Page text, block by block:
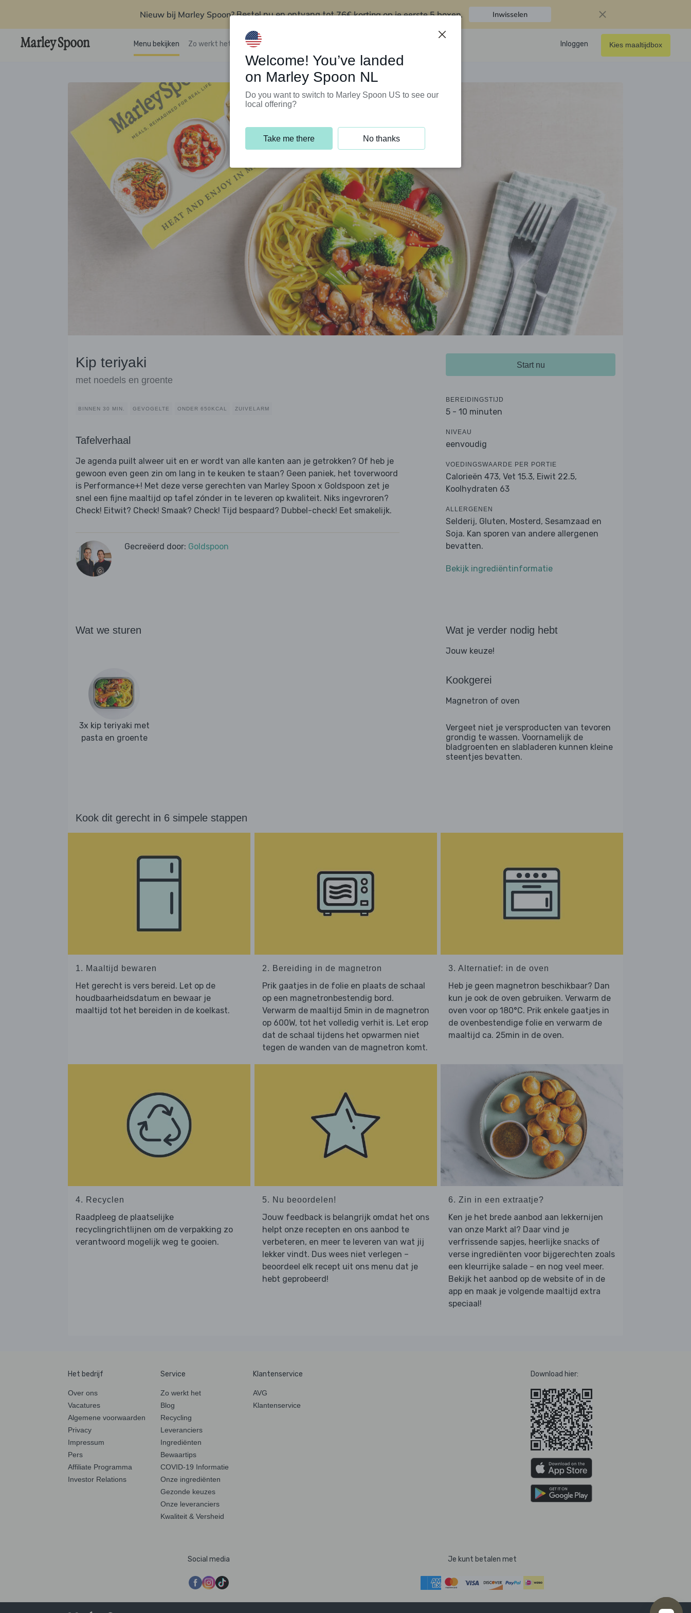
Nieuw bij Marley Spoon?Bestel nu en ontvang tot76€ korting op je eerste 5 boxen. Inwisselen
Menu bekijken Zo werkt het Klantenservice Inloggen Kies maaltijdbox
Kip teriyaki
met noedels en groente
BINNEN 30 MIN. GEVOGELTE ONDER 650KCAL ZUIVELARM
Tafelverhaal
Je agenda puilt alweer uit en er wordt van alle kanten aan je getrokken? Of heb je
gewoon even geen zin om lang in te keuken te staan? Geen paniek, het toverwoord
is Performance+! Met deze verse gerechten van Marley Spoon x Goldspoon zet je
snel een fijne maaltijd op tafel zónder in te leveren op kwaliteit. Niks ingevroren?
Check! Eitwit? Check! Smaak? Check! Tijd bespaard? Dubbel-check! Eet smakelijk.
Gecreëerd door: Goldspoon
Start nu
BEREIDINGSTIJD
5 - 10 minuten
NIVEAU
eenvoudig
VOEDINGSWAARDE PER PORTIE
Calorieën 473, Vet 15.3, Eiwit 22.5,
Koolhydraten 63
ALLERGENEN
Selderij, Gluten, Mosterd, Sesamzaad en
Soja. Kan sporen van andere allergenen
bevatten.
Bekijk ingrediëntinformatie
Wat we sturen
3x kip teriyaki met
pasta en groente
Wat je verder nodig hebt
Jouw keuze!
Kookgerei
Magnetron of oven
Vergeet niet je versproducten van tevoren
grondig te wassen. Voornamelijk de
bladgroenten en slabladeren kunnen kleine
steentjes bevatten.
Kook dit gerecht in 6 simpele stappen
1. Maaltijd bewaren
Het gerecht is vers bereid. Let op de
houdbaarheidsdatum en bewaar je
maaltijd tot het bereiden in de koelkast.
2. Bereiding in de magnetron
Prik gaatjes in de folie en plaats de schaal
op een magnetronbestendig bord.
Verwarm de maaltijd 5min in de magnetron
op 600W, tot het volledig verhit is. Let erop
dat de schaal tijdens het opwarmen niet
tegen de wanden van de magnetron komt.
3. Alternatief: in de oven
Heb je geen magnetron beschikbaar? Dan
kun je ook de oven gebruiken. Verwarm de
oven voor op 180°C. Prik enkele gaatjes in
de ovenbestendige folie en verwarm de
maaltijd ca. 25min in de oven.
4. Recyclen
Raadpleeg de plaatselijke
recyclingrichtlijnen om de verpakking zo
verantwoord mogelijk weg te gooien.
5. Nu beoordelen!
Jouw feedback is belangrijk omdat het ons
helpt onze recepten en ons aanbod te
verbeteren, en meer te leveren van wat jij
lekker vindt. Dus wees niet verlegen –
beoordeel elk recept uit ons menu dat je
hebt geprobeerd!
6. Zin in een extraatje?
Ken je het brede aanbod aan lekkernijen
van onze Markt al? Daar vind je
verfrissende sapjes, heerlijke snacks of
verse ingrediënten voor bijgerechten zoals
een kleurrijke salade – en nog veel meer.
Bekijk het aanbod op de website of in de
app en maak je volgende maaltijd extra
speciaal!
Het bedrijf
Over ons
Vacatures
Algemene voorwaarden
Privacy
Impressum
Pers
Affiliate Programma
Investor Relations
Service
Zo werkt het
Blog
Recycling
Leveranciers
Ingrediënten
Bewaartips
COVID-19 Informatie
Onze ingrediënten
Gezonde keuzes
Onze leveranciers
Kwaliteit & Versheid
Klantenservice
AVG
Klantenservice
Download hier:
Social media Je kunt betalen met
Welcome! You’ve landed
on Marley Spoon NL
Do you want to switch to Marley Spoon US to see our
local offering?
Take me there No thanks